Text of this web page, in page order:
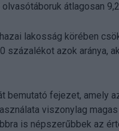
átlagosan
lakosság körében
százalékot azok aránya,
bemutató fejezet, amely
viszonylag
is népszerűbbek az